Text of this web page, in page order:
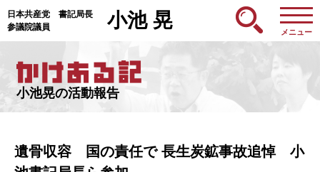
日本共産党 書記局長
参議院議員
小池 晃
メニュー
小池晃の活動報告
遺骨収容 国の責任で 長生炭鉱事故追悼 小